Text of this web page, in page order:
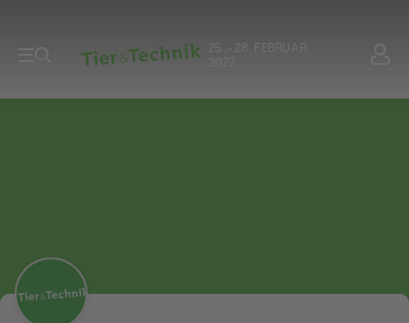
25. - 28. FEBRUAR